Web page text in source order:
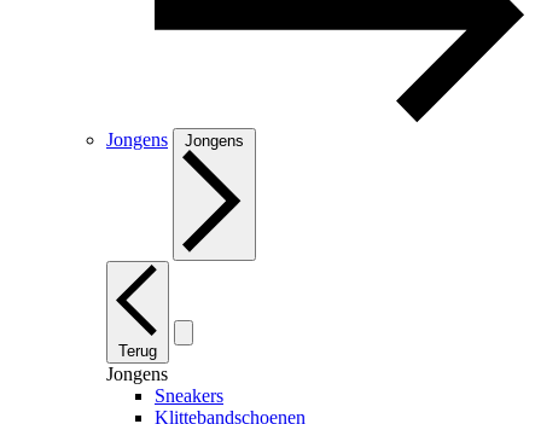
Jongens Jongens
Terug
Jongens
Sneakers
Klittebandschoenen